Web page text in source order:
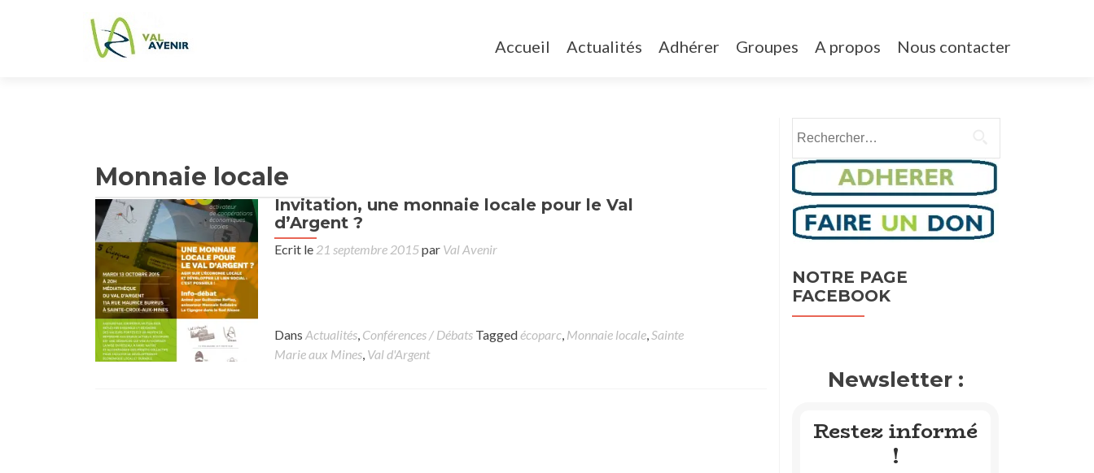
Accueil Actualités Adhérer Groupes A propos Nous contacter
Monnaie locale
Invitation, une monnaie locale pour le Val
d’Argent ?
Ecrit le 21 septembre 2015par Val Avenir
Dans Actualités, Conférences / Débats Taggedécoparc, Monnaie locale,Sainte
Marie aux Mines, Val d'Argent
NOTRE PAGE
FACEBOOK
Newsletter :
Restez informé
!